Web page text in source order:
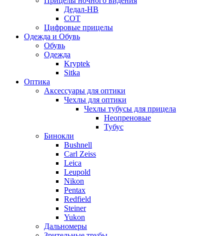
Дедал-НВ
СОТ
Цифровые прицелы
Одежда и Обувь
Обувь
Одежда
Kryptek
Sitka
Оптика
Аксессуары для оптики
Чехлы для оптики
Чехлы тубусы для прицела
Неопреновые
Тубус
Бинокли
Bushnell
Carl Zeiss
Leica
Leupold
Nikon
Pentax
Redfield
Steiner
Yukon
Дальномеры